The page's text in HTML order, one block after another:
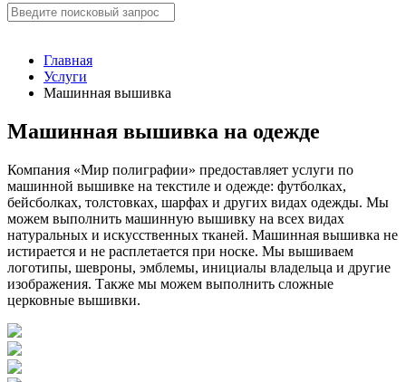
Главная
Услуги
Машинная вышивка
Машинная вышивка на одежде
Компания «Мир полиграфии» предоставляет услуги по
машинной вышивке на текстиле и одежде: футболках,
бейсболках, толстовках, шарфах и других видах одежды. Мы
можем выполнить машинную вышивку на всех видах
натуральных и искусственных тканей. Машинная вышивка не
истирается и не расплетается при носке. Мы вышиваем
логотипы, шевроны, эмблемы, инициалы владельца и другие
изображения. Также мы можем выполнить сложные
церковные вышивки.